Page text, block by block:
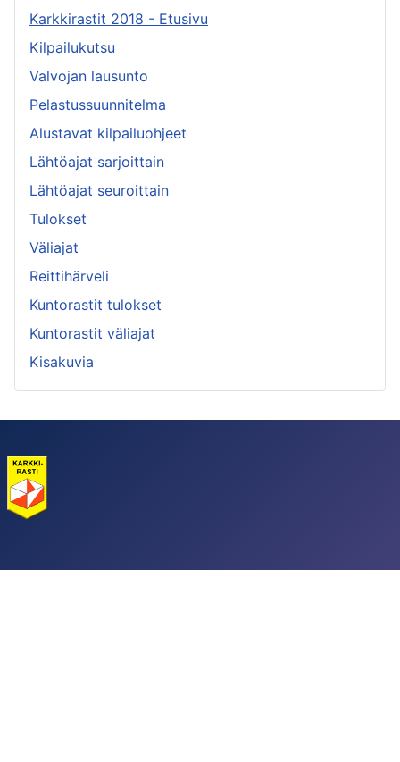
Karkkirastit 2018 - Etusivu
Kilpailukutsu
Valvojan lausunto
Pelastussuunnitelma
Alustavat kilpailuohjeet
Lähtöajat sarjoittain
Lähtöajat seuroittain
Tulokset
Väliajat
Reittihärveli
Kuntorastit tulokset
Kuntorastit väliajat
Kisakuvia